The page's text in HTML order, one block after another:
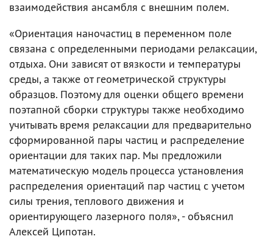
взаимодействия ансамбля с внешним полем.
«Ориентация наночастиц в переменном поле
связана с определенными периодами релаксации,
отдыха. Они зависят от вязкости и температуры
среды, а также от геометрической структуры
образцов. Поэтому для оценки общего времени
поэтапной сборки структуры также необходимо
учитывать время релаксации для предварительно
сформированной пары частиц и распределение
ориентации для таких пар. Мы предложили
математическую модель процесса установления
распределения ориентаций пар частиц с учетом
силы трения, теплового движения и
ориентирующего лазерного поля», - объяснил
Алексей Ципотан.